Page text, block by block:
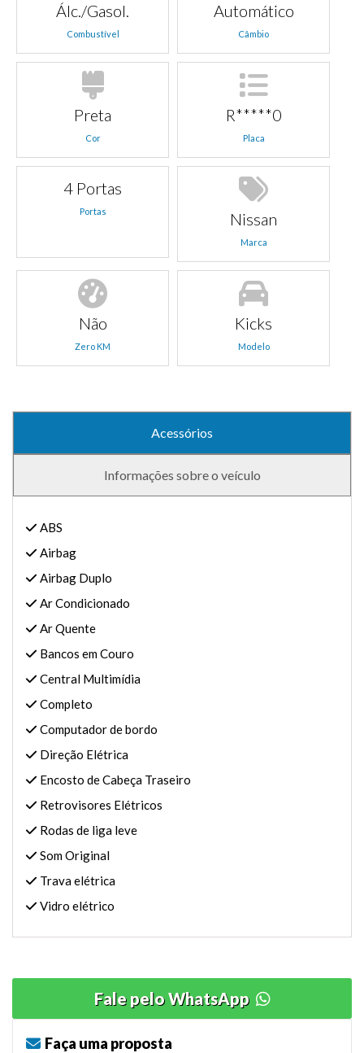
Álc./Gasol.
Combustível
Automático
Câmbio
Preta
Cor
R*****0
Placa
4 Portas
Portas Nissan
Marca
Não
Zero KM
Kicks
Modelo
Acessórios
Informações sobre o veículo
ABS
Airbag
Airbag Duplo
Ar Condicionado
Ar Quente
Bancos em Couro
Central Multimídia
Completo
Computador de bordo
Direção Elétrica
Encosto de Cabeça Traseiro
Retrovisores Elétricos
Rodas de liga leve
Som Original
Trava elétrica
Vidro elétrico
Fale pelo WhatsApp
Faça uma proposta